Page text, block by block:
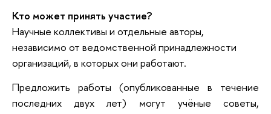
Кто может принять участие?
Научные коллективы и отдельные авторы,
независимо от ведомственной принадлежности
организаций, в которых они работают.
Предложить работы (опубликованные в течение
последних двух лет) могут учёные советы,